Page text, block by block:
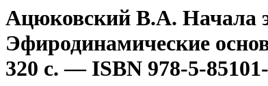
Ацюковский В.А. Начала
Эфиродинамические
320 с. — ISBN 978-5-